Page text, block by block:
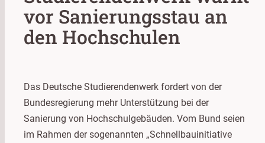
vor Sanierungsstau an
den Hochschulen
Das Deutsche Studierendenwerk fordert von der
Bundesregierung mehr Unterstützung bei der
Sanierung von Hochschulgebäuden. Vom Bund seien
im Rahmen der sogenannten „Schnellbauinitiative